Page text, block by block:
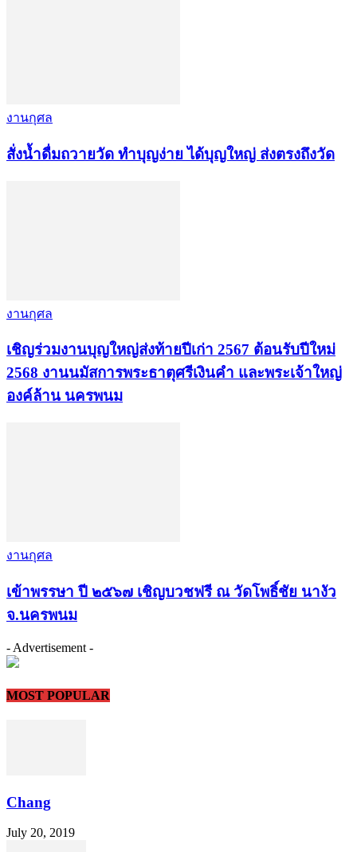
งานกุศล
สั่งน้ำดื่มถวายวัด ทำบุญง่าย ได้บุญใหญ่ ส่งตรงถึงวัด
งานกุศล
เชิญร่วมงานบุญใหญ่ส่งท้ายปีเก่า 2567 ต้อนรับปีใหม่
2568 งานนมัสการพระธาตุศรีเงินคำ และพระเจ้าใหญ่
องค์ล้าน นครพนม
งานกุศล
เข้าพรรษา ปี ๒๕๖๗ เชิญบวชฟรี ณ วัดโพธิ์ชัย นางัว
จ.นครพนม
- Advertisement -
MOST POPULAR
Chang
July 20, 2019